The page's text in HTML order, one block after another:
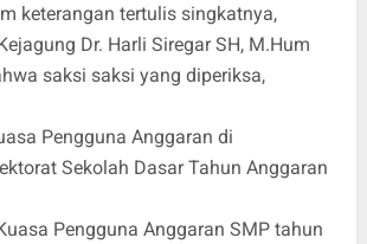
keterangan tertulis singkatnya,
Dr. Harli Siregar SH, M.Hum
saksi saksi yang diperiksa,
Pengguna Anggaran di
Sekolah Dasar Tahun Anggaran
Pengguna Anggaran SMP tahun